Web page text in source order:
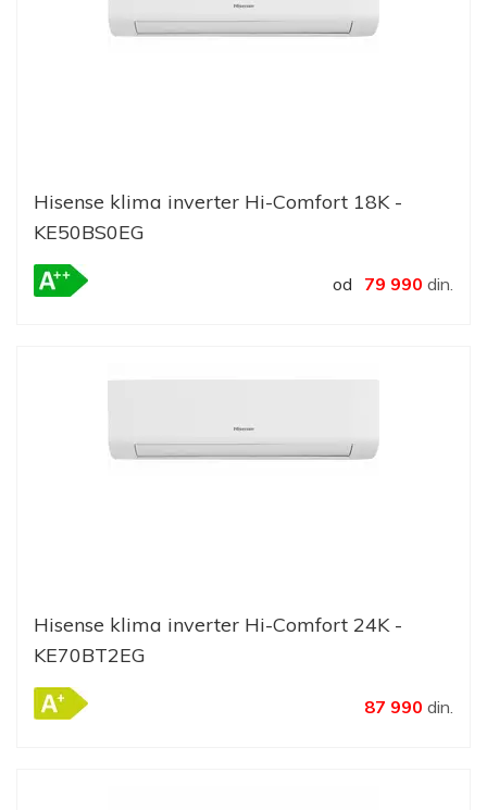
Hisense klima inverter Hi-Comfort 18K -
KE50BS0EG
od 79 990 din.
Hisense klima inverter Hi-Comfort 24K -
KE70BT2EG
87 990 din.